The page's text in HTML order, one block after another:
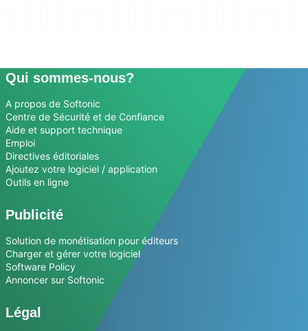
Qui sommes-nous?
A propos de Softonic
Centre de Sécurité et de Confiance
Aide et support technique
Emploi
Directives éditoriales
Ajoutez votre logiciel / application
Outils en ligne
Publicité
Solution de monétisation pour éditeurs
Charger et gérer votre logiciel
Software Policy
Annoncer sur Softonic
Légal